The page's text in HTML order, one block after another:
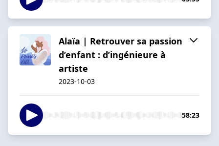
Alaïa | Retrouver sa passion
d’enfant : d’ingénieure à
artiste
2023-10-03
58:23